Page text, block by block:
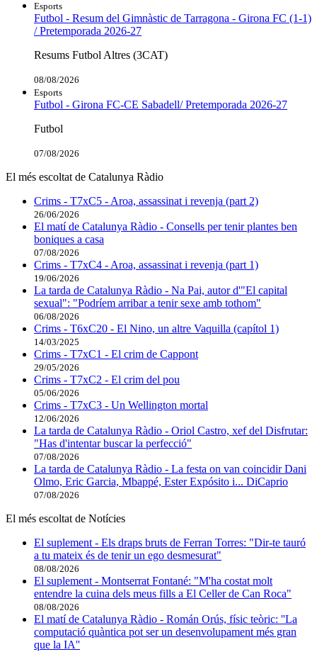
Esports
Futbol - Resum del Gimnàstic de Tarragona - Girona FC (1-1)
/ Pretemporada 2026-27
Resums Futbol Altres (3CAT)
08/08/2026
Esports
Futbol - Girona FC-CE Sabadell/ Pretemporada 2026-27
Futbol
07/08/2026
El més escoltat de Catalunya Ràdio
Crims - T7xC5 - Aroa, assassinat i revenja (part 2)
26/06/2026
El matí de Catalunya Ràdio - Consells per tenir plantes ben
boniques a casa
07/08/2026
Crims - T7xC4 - Aroa, assassinat i revenja (part 1)
19/06/2026
La tarda de Catalunya Ràdio - Na Pai, autor d'"El capital
sexual": "Podríem arribar a tenir sexe amb tothom"
06/08/2026
Crims - T6xC20 - El Nino, un altre Vaquilla (capítol 1)
14/03/2025
Crims - T7xC1 - El crim de Cappont
29/05/2026
Crims - T7xC2 - El crim del pou
05/06/2026
Crims - T7xC3 - Un Wellington mortal
12/06/2026
La tarda de Catalunya Ràdio - Oriol Castro, xef del Disfrutar:
"Has d'intentar buscar la perfecció"
07/08/2026
La tarda de Catalunya Ràdio - La festa on van coincidir Dani
Olmo, Eric Garcia, Mbappé, Ester Expósito i... DiCaprio
07/08/2026
El més escoltat de Notícies
El suplement - Els draps bruts de Ferran Torres: "Dir-te tauró
a tu mateix és de tenir un ego desmesurat"
08/08/2026
El suplement - Montserrat Fontané: "M'ha costat molt
entendre la cuina dels meus fills a El Celler de Can Roca"
08/08/2026
El matí de Catalunya Ràdio - Román Orús, físic teòric: ''La
computació quàntica pot ser un desenvolupament més gran
que la IA''